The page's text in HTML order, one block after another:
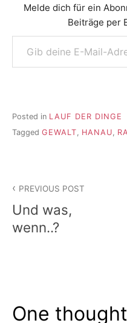
Melde dich für ein
Beiträge per
Gib deine E-Mail-Adresse ein ...
Posted in LAUF DER DINGE
Tagged GEWALT, HANAU,
PREVIOUS POST
Und was,
wenn..?
One